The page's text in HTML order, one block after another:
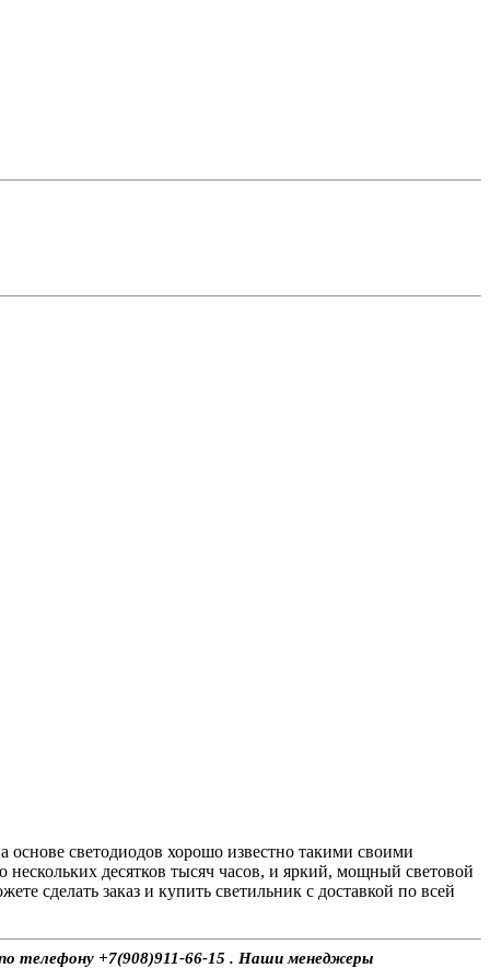
светодиодов хорошо известно такими своими
десятков тысяч часов, и яркий, мощный световой
сделать заказ и купить светильник с доставкой по всей
телефону +7(908)911-66-15 . Наши менеджеры